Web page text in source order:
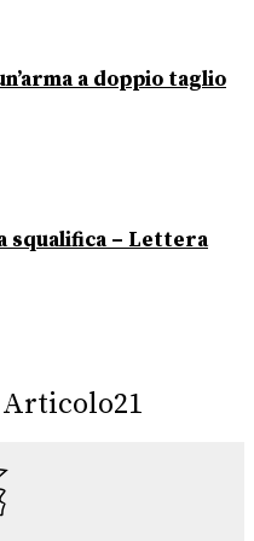
a doppio taglio
squalifica – Lettera